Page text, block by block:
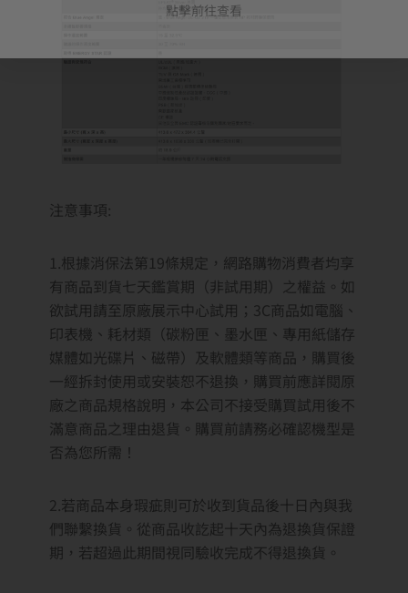
注意事項:
1.根據消保法第19條規定，網路購物消費者均享
有商品到貨七天鑑賞期（非試用期）之權益。如
欲試用請至原廠展示中心試用；3C商品如電腦、
印表機、耗材類（碳粉匣、墨水匣、專用紙儲存
媒體如光碟片、磁帶）及軟體類等商品，購買後
一經拆封使用或安裝恕不退換，購買前應詳閱原
廠之商品規格說明，本公司不接受購買試用後不
滿意商品之理由退貨。購買前請務必確認機型是
否為您所需！
2.若商品本身瑕疵則可於收到貨品後十日內與我
們聯繫換貨。從商品收訖起十天內為退換貨保證
期，若超過此期間視同驗收完成不得退換貨。
點擊前往查看